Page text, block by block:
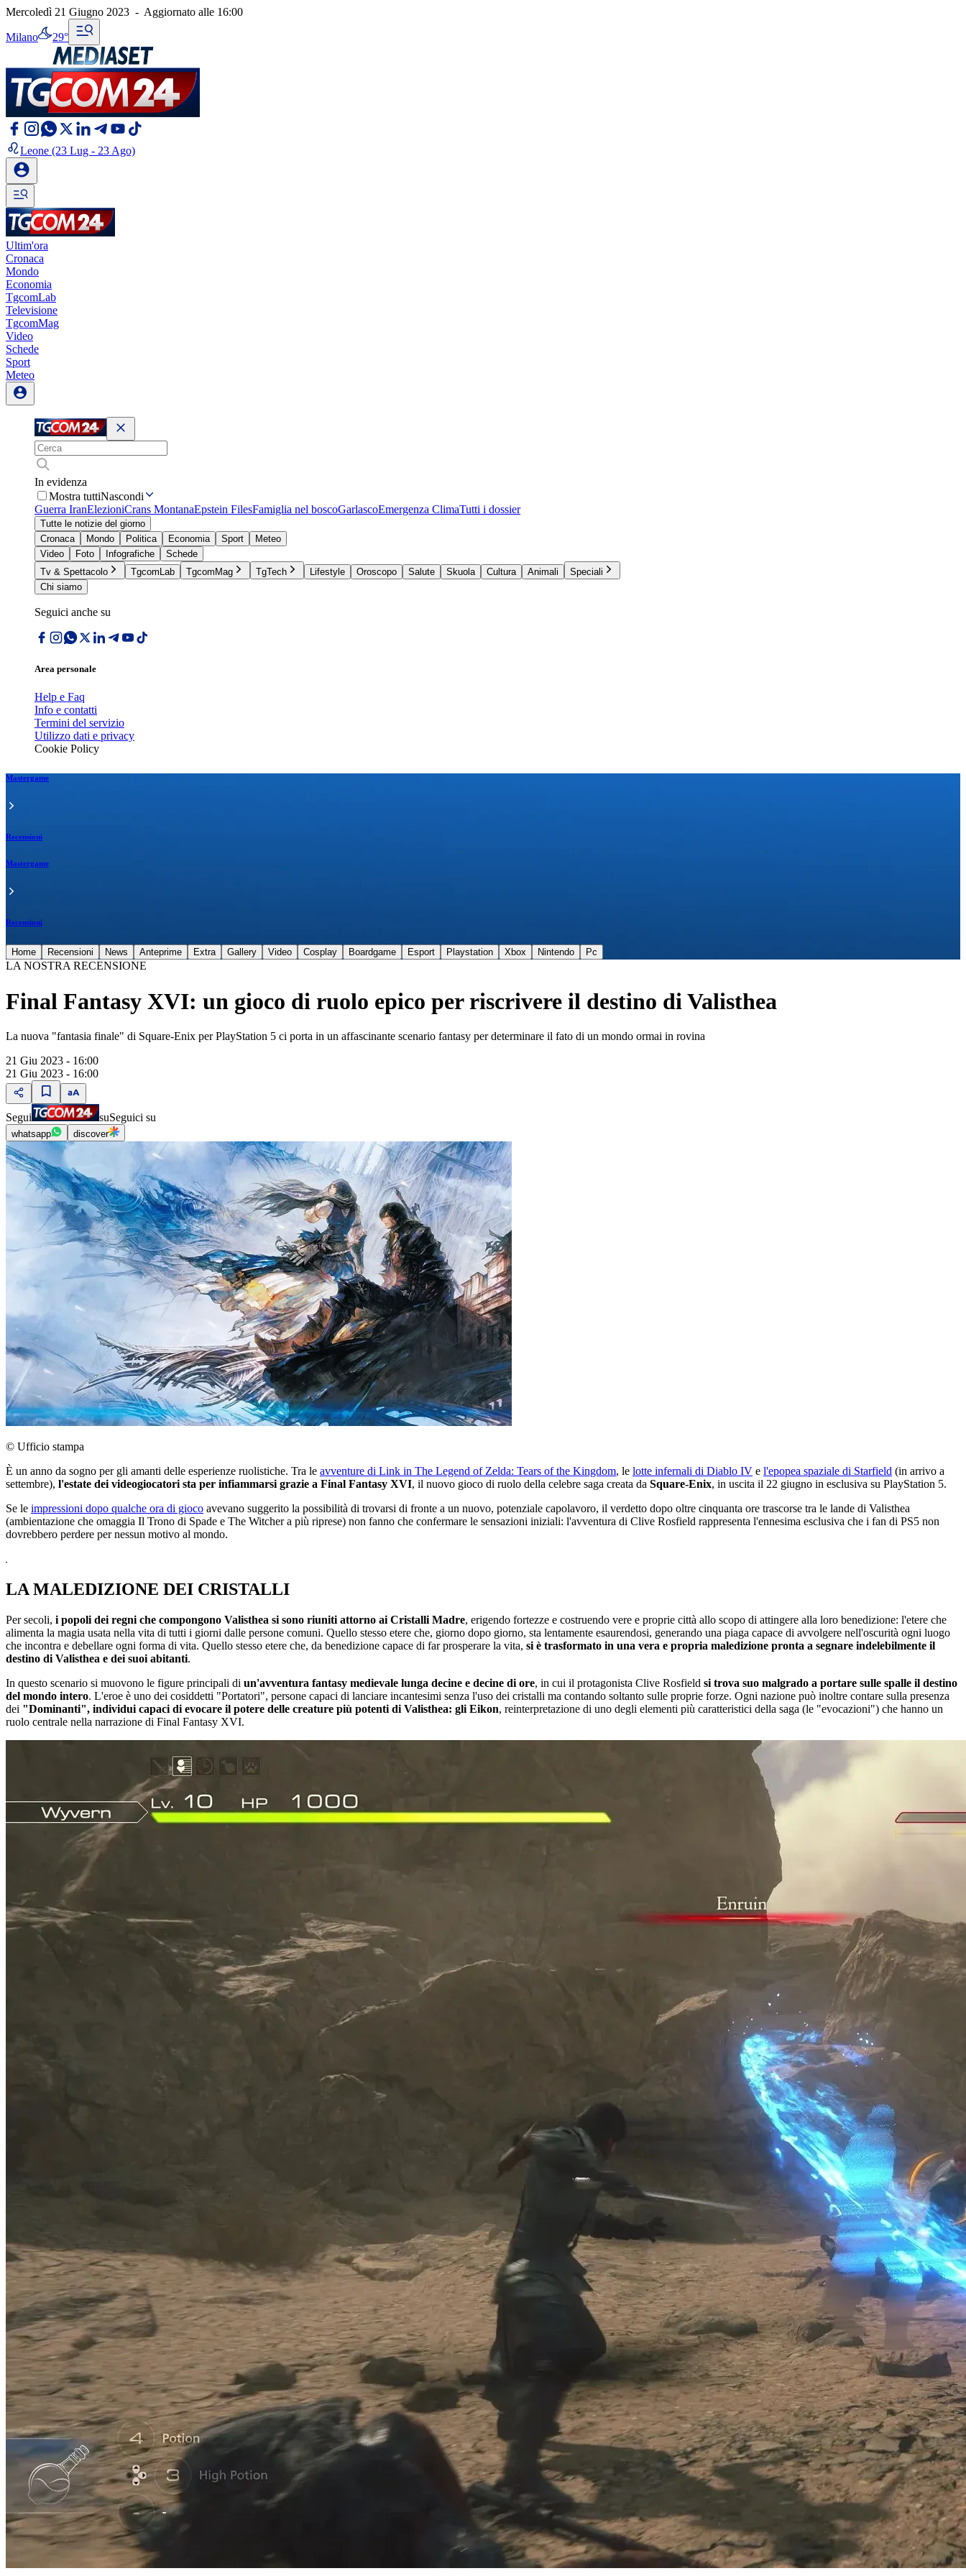
Mercoledì 21 Giugno 2023 - Aggiornato alle 16:00
Milano 29°
Leone (23 Lug - 23 Ago)
Ultim'ora
Cronaca
Mondo
Economia
TgcomLab
Televisione
TgcomMag
Video
Schede
Sport
Meteo
In evidenza
Mostra tuttiNascondi
Guerra IranElezioniCrans MontanaEpstein FilesFamiglia nel boscoGarlascoEmergenza ClimaTutti i dossier
Tutte le notizie del giorno
Cronaca
Mondo Politica Economia Sport
Meteo
Video
Foto Infografiche
Schede
Tv & Spettacolo
TgcomLab TgcomMag TgTech Lifestyle Oroscopo Salute Skuola Cultura Animali
Speciali
Chi siamo
Seguici anche su
Area personale
Help e Faq
Info e contatti
Termini del servizio
Utilizzo dati e privacy
Cookie Policy
Mastergame
Recensioni
Mastergame
Recensioni
Home Recensioni News Anteprime Extra Gallery Video Cosplay Boardgame Esport Playstation Xbox Nintendo Pc
LA NOSTRA RECENSIONE
Final Fantasy XVI: un gioco di ruolo epico per riscrivere il destino di Valisthea
La nuova "fantasia finale" di Square-Enix per PlayStation 5 ci porta in un affascinante scenario fantasy per determinare il fato di un mondo ormai in rovina
21 Giu 2023 - 16:00
21 Giu 2023 - 16:00
Segui suSeguici su
whatsapp discover
© Ufficio stampa
È un anno da sogno per gli amanti delle esperienze ruolistiche. Tra le avventure di Link in The Legend of Zelda: Tears of the Kingdom, le lotte infernali di Diablo IV e l'epopea spaziale di Starfield (in arrivo a
settembre), l'estate dei videogiocatori sta per infiammarsi grazie a Final Fantasy XVI, il nuovo gioco di ruolo della celebre saga creata da Square-Enix, in uscita il 22 giugno in esclusiva su PlayStation 5.
Se le impressioni dopo qualche ora di gioco avevano suggerito la possibilità di trovarsi di fronte a un nuovo, potenziale capolavoro, il verdetto dopo oltre cinquanta ore trascorse tra le lande di Valisthea
(ambientazione che omaggia Il Trono di Spade e The Witcher a più riprese) non fanno che confermare le sensazioni iniziali: l'avventura di Clive Rosfield rappresenta l'ennesima esclusiva che i fan di PS5 non
dovrebbero perdere per nessun motivo al mondo.
LA MALEDIZIONE DEI CRISTALLI
Per secoli, i popoli dei regni che compongono Valisthea si sono riuniti attorno ai Cristalli Madre, erigendo fortezze e costruendo vere e proprie città allo scopo di attingere alla loro benedizione: l'etere che
alimenta la magia usata nella vita di tutti i giorni dalle persone comuni. Quello stesso etere che, giorno dopo giorno, sta lentamente esaurendosi, generando una piaga capace di avvolgere nell'oscurità ogni luogo
che incontra e debellare ogni forma di vita. Quello stesso etere che, da benedizione capace di far prosperare la vita, si è trasformato in una vera e propria maledizione pronta a segnare indelebilmente il
destino di Valisthea e dei suoi abitanti.
In questo scenario si muovono le figure principali di un'avventura fantasy medievale lunga decine e decine di ore, in cui il protagonista Clive Rosfield si trova suo malgrado a portare sulle spalle il destino
del mondo intero. L'eroe è uno dei cosiddetti "Portatori", persone capaci di lanciare incantesimi senza l'uso dei cristalli ma contando soltanto sulle proprie forze. Ogni nazione può inoltre contare sulla presenza
dei "Dominanti", individui capaci di evocare il potere delle creature più potenti di Valisthea: gli Eikon, reinterpretazione di uno degli elementi più caratteristici della saga (le "evocazioni") che hanno un
ruolo centrale nella narrazione di Final Fantasy XVI.